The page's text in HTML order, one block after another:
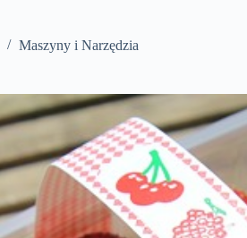
Maszyny i Narzędzia